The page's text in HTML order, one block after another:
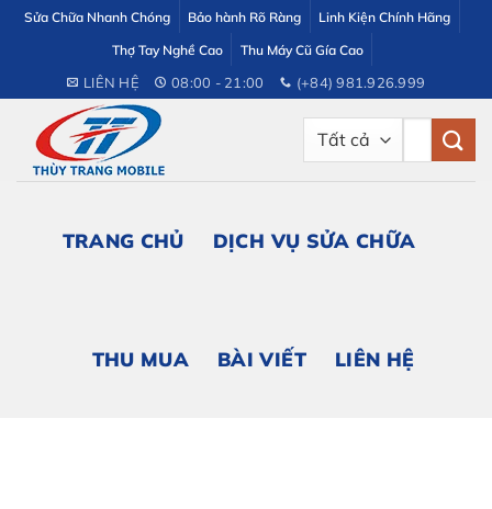
dung
Sửa Chữa Nhanh Chóng Bảo hành Rõ Ràng
Linh Kiện Chính Hãng
Thợ Tay Nghề Cao
Thu Máy Cũ Gía Cao
LIÊN HỆ 08:00 - 21:00 (+84) 981.926.999
TRANG CHỦ DỊCH VỤ SỬA CHỮA
THU MUA BÀI VIẾT LIÊN HỆ